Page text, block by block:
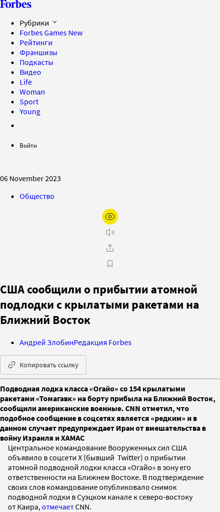
Рубрики
Forbes Games New
Рейтинги
Франшизы
Подкасты
Видео
Life
Woman
Sport
Young
Войти
06 November 2023
Общество
США сообщили о прибытии атомной
подлодки с крылатыми ракетами на
Ближний Восток
Андрей ЗлобинРедакция Forbes
Копировать ссылку
Подводная лодка класса «Огайо» со 154 крылатыми
ракетами «Томагавк» на борту прибыла на Ближний Восток,
сообщили американские военные. CNN отметил, что
подобное сообщение в соцсетях является «редким» и в
данном случает предупреждает Иран от вмешательства в
войну Израиля и ХАМАС
Центральное командование Вооруженных сил США
объявило в соцсети Х (бывший Twitter) о прибытии
атомной подводной лодки класса «Огайо» в зону его
ответственности на Ближнем Востоке. В подтверждение
своих слов командование опубликовало снимок
подводной лодки в Суэцком канале к северо-востоку
от Каира, отмечаетCNN.